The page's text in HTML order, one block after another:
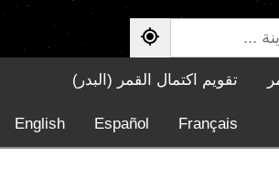
تقويم اكتمال القمر (البدر)
English Español Français